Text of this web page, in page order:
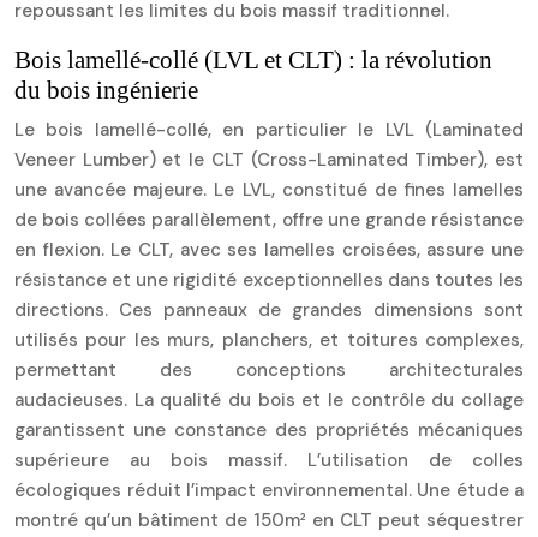
repoussant les limites du bois massif traditionnel.
Bois lamellé-collé (LVL et CLT) : la révolution
du bois ingénierie
Le bois lamellé-collé, en particulier le LVL (Laminated
Veneer Lumber) et le CLT (Cross-Laminated Timber), est
une avancée majeure. Le LVL, constitué de fines lamelles
de bois collées parallèlement, offre une grande résistance
en flexion. Le CLT, avec ses lamelles croisées, assure une
résistance et une rigidité exceptionnelles dans toutes les
directions. Ces panneaux de grandes dimensions sont
utilisés pour les murs, planchers, et toitures complexes,
permettant des conceptions architecturales
audacieuses. La qualité du bois et le contrôle du collage
garantissent une constance des propriétés mécaniques
supérieure au bois massif. L’utilisation de colles
écologiques réduit l’impact environnemental. Une étude a
montré qu’un bâtiment de 150m² en CLT peut séquestrer